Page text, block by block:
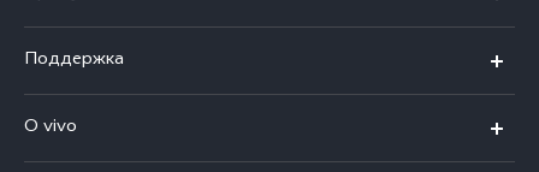
V30 5G
V30 Lite
Поддержка
Сервисный центр
O vivo